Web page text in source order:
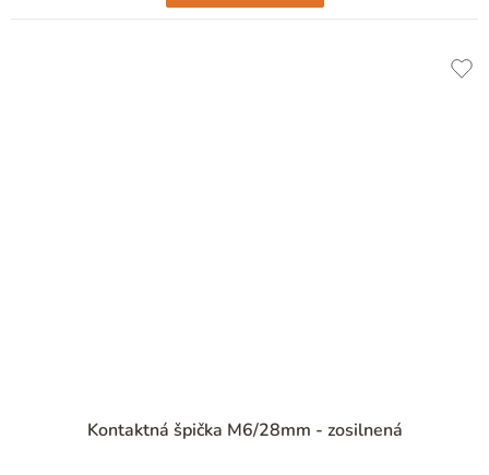
Kontaktná špička M6/28mm - zosilnená
hodnotenie